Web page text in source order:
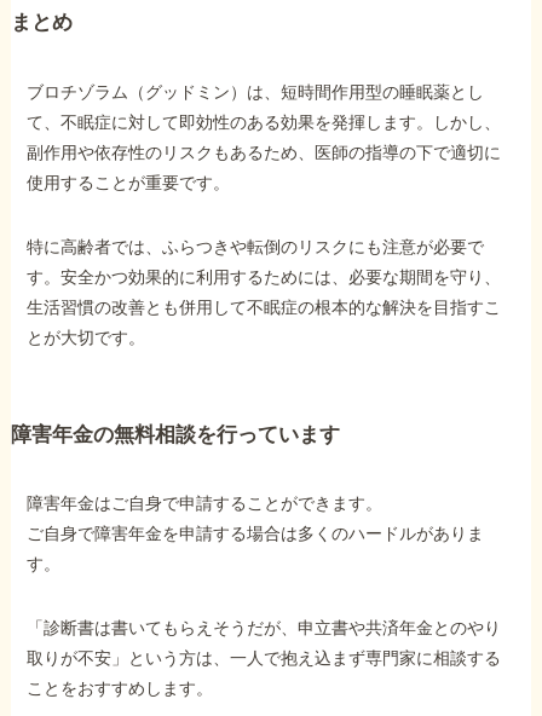
まとめ
ブロチゾラム（グッドミン）は、短時間作用型の睡眠薬とし
て、不眠症に対して即効性のある効果を発揮します。しかし、
副作用や依存性のリスクもあるため、医師の指導の下で適切に
使用することが重要です。
特に高齢者では、ふらつきや転倒のリスクにも注意が必要で
す。安全かつ効果的に利用するためには、必要な期間を守り、
生活習慣の改善とも併用して不眠症の根本的な解決を目指すこ
とが大切です。
障害年金の無料相談を行っています
障害年金はご自身で申請することができます。
ご自身で障害年金を申請する場合は多くのハードルがありま
す。
「診断書は書いてもらえそうだが、申立書や共済年金とのやり
取りが不安」という方は、一人で抱え込まず専門家に相談する
ことをおすすめします。